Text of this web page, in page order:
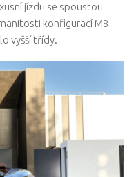
jízdu se spoustou
konfigurací M8
vyšší třídy.